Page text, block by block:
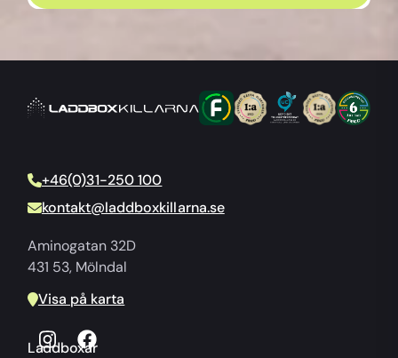
+46(0)31-250 100
kontakt@laddboxkillarna.se
Aminogatan 32D
431 53, Mölndal
Visa på karta
Laddboxar